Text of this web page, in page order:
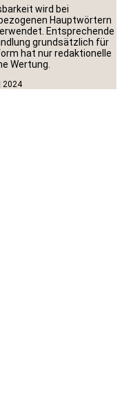
wird bei
Hauptwörtern
Entsprechende
grundsätzlich für
hat nur redaktionelle
Wertung.
| 2024